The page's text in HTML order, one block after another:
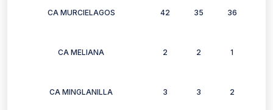
CA MURCIELAGOS 42 35 36
CA MELIANA 2 2 1
CA MINGLANILLA 3 3 2